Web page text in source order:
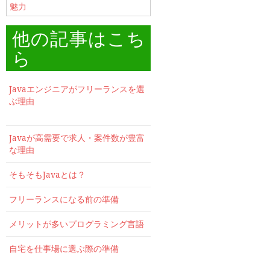
魅力
他の記事はこち
ら
Javaエンジニアがフリーランスを選
ぶ理由
Javaが高需要で求人・案件数が豊富
な理由
そもそもJavaとは？
フリーランスになる前の準備
メリットが多いプログラミング言語
自宅を仕事場に選ぶ際の準備